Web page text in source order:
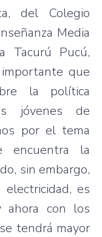
del Colegio
Media
Tacurú Pucú,
importante que
la política
jóvenes de
porel tema
encuentra la
, sin embargo,
electricidad,es
ahora con los
tendrá mayor